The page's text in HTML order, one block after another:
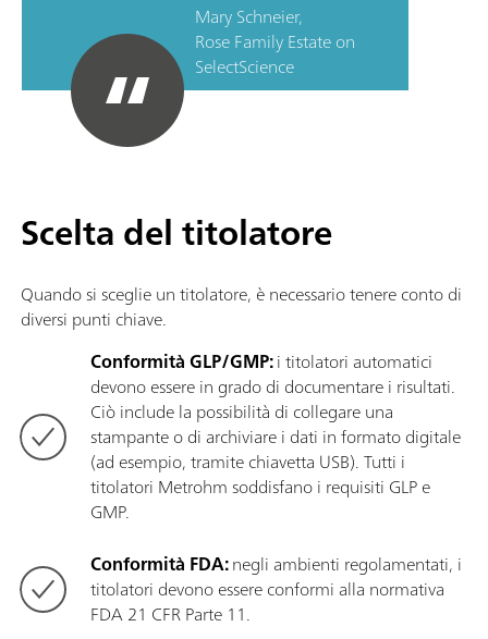
Mary Schneier,
Rose Family Estate on
SelectScience
Scelta del titolatore
Quando si sceglie un titolatore, è necessario tenere conto di
diversi punti chiave.
Conformità GLP/GMP:i titolatori automatici
devono essere in grado di documentare i risultati.
Ciò include la possibilità di collegare una
stampante o di archiviare i dati in formato digitale
(ad esempio, tramite chiavetta USB). Tutti i
titolatori Metrohm soddisfano i requisiti GLP e
GMP.
Conformità FDA:negli ambienti regolamentati, i
titolatori devono essere conformi alla normativa
FDA 21 CFR Parte 11.